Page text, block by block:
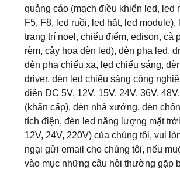
quảng cáo (mạch điều khiển led, led
F5, F8, led ruồi, led hắt, led module),
trang trí noel, chiếu điểm, edison, cà
rèm, cây hoa đèn led), đèn pha led,
đèn pha chiếu xa, led chiếu sáng,
driver, đèn led chiếu sáng công
điện DC 5V, 12V, 15V, 24V, 36V,
(khẩn cấp), đèn nhà xưởng, đèn
tích điện, đèn led năng lượng mặt
12V, 24V, 220V) của chúng tôi, vui
ngại gửi email cho chúng tôi, nếu
vào mục những câu hỏi thường gặp